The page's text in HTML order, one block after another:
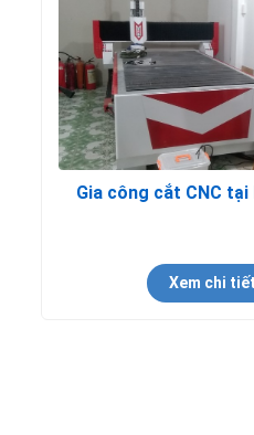
Gia công cắt CNC tại
Xem chi tiết